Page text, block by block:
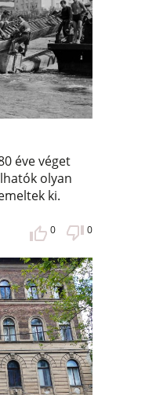
éve véget
olyan
ki.
0 0